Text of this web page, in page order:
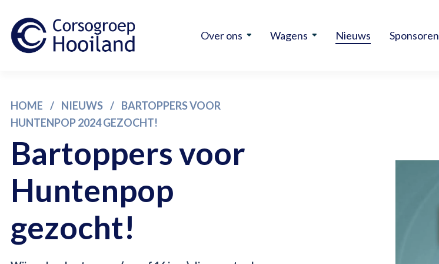
Over ons Wagens Nieuws Sponsoren
HOME / NIEUWS / BARTOPPERS VOOR
HUNTENPOP 2024 GEZOCHT!
Bartoppers voor
Huntenpop
gezocht!